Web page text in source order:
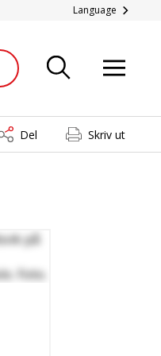
Language
Del Skriv ut